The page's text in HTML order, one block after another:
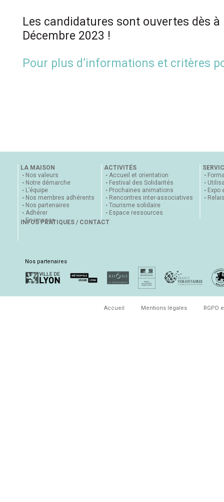
Les candidatures sont ouvertes dès à
Décembre 2023 !
Pour plus d’informations et critères
LA MAISON
Nos valeurs
Notre démarche
L’équipe
Nos membres adhérents
Nos partenaires
Adhérer
En images
ACTIVITÉS
Accueil et orientation
Festival des Solidarités
Prochaines animations
Rencontres inter-associatives
Tourisme solidaire
Espace ressources
Expo
INFOS PRATIQUES / CONTACT
Nos partenaires
Accueil Mentions légales RGPD